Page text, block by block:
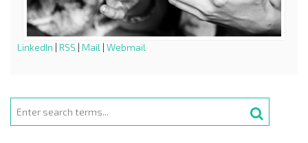
LinkedIn | RSS | Mail | Webmail